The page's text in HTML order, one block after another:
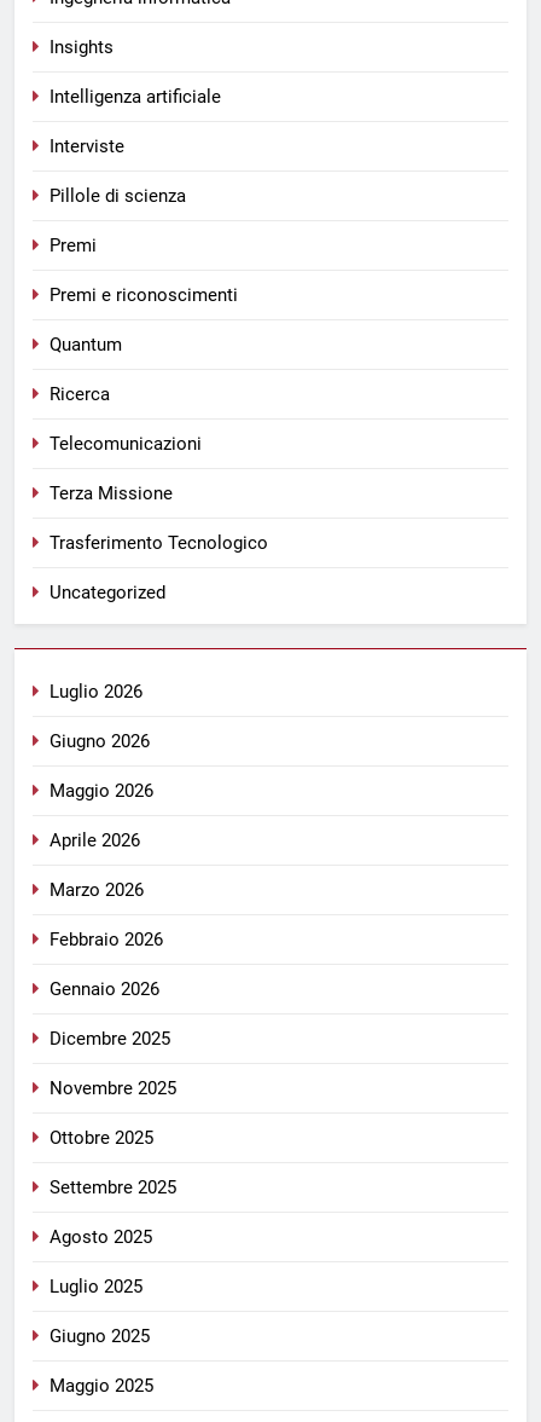
Insights
Intelligenza artificiale
Interviste
Pillole di scienza
Premi
Premi e riconoscimenti
Quantum
Ricerca
Telecomunicazioni
Terza Missione
Trasferimento Tecnologico
Uncategorized
Luglio 2026
Giugno 2026
Maggio 2026
Aprile 2026
Marzo 2026
Febbraio 2026
Gennaio 2026
Dicembre 2025
Novembre 2025
Ottobre 2025
Settembre 2025
Agosto 2025
Luglio 2025
Giugno 2025
Maggio 2025